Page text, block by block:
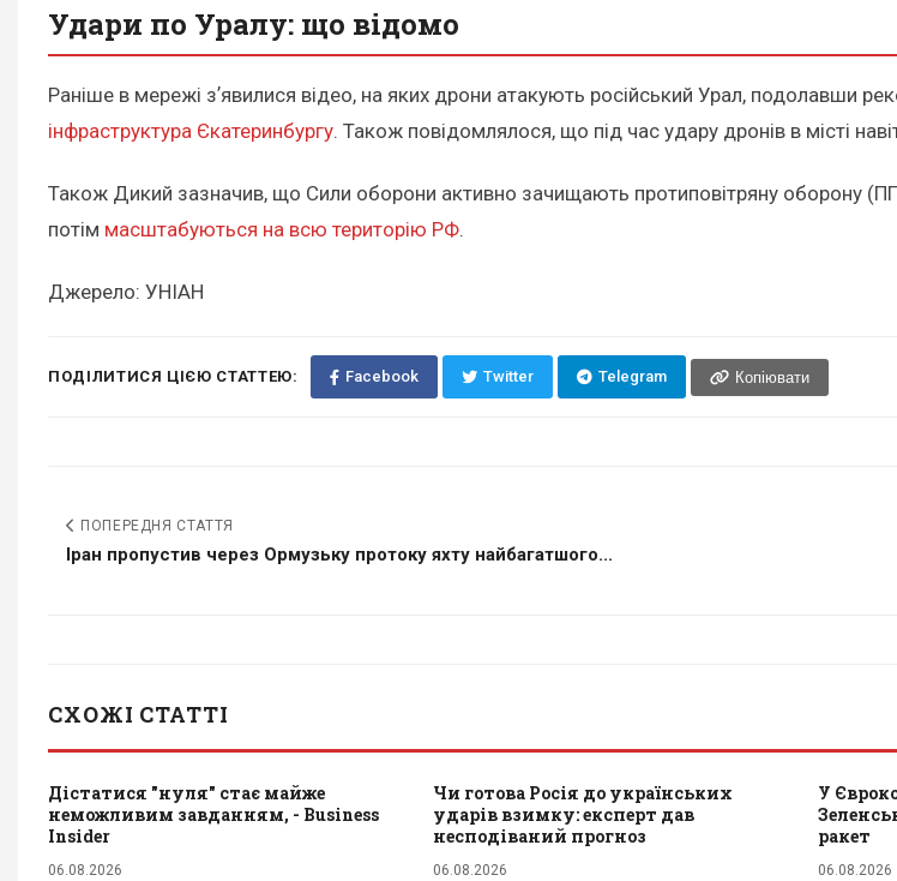
Удари по Уралу: що відомо
Раніше в мережі зʼявилися відео, на яких дрони атакують російський Урал, подолавши
інфраструктура Єкатеринбургу. Також повідомлялося, що під час удару дронів в місті
Також Дикий зазначив, що Сили оборони активно зачищають протиповітряну оборону
потім масштабуються на всю територію РФ.
Джерело: УНІАН
ПОДІЛИТИСЯ ЦІЄЮ СТАТТЕЮ: Facebook Twitter Telegram Копіювати
ПОПЕРЕДНЯ СТАТТЯ
Іран пропустив через Ормузьку протоку яхту найбагатшого...
СХОЖІ СТАТТІ
Дістатися "нуля" стає майже
неможливим завданням, - Business
Insider
06.08.2026
Чи готова Росія до українських
ударів взимку: експерт дав
несподіваний прогноз
06.08.2026
У
ракет
06.08.2026